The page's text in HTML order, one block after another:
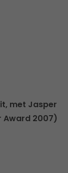
met Jasper
Award 2007)